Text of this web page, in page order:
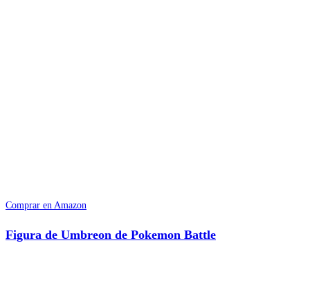
Comprar en Amazon
Figura de Umbreon de Pokemon Battle